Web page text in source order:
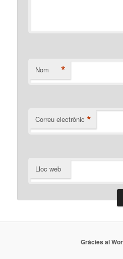
Nom *
Correu electrònic *
Lloc web
Gràcies al